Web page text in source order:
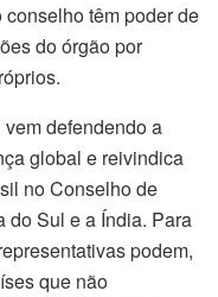
têm poder de
do órgão por
defendendo a
global e reivindica
no Conselho de
do Sul e a Índia. Para
podem,
que não